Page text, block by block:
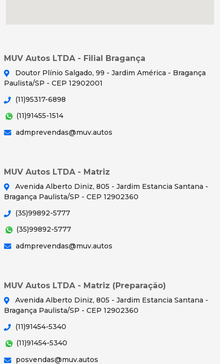
MUV Autos LTDA - Filial Bragança
Doutor Plínio Salgado, 99 - Jardim América - Bragança
Paulista/SP - CEP 12902001
(11)95317-6898
(11)91455-1514
admprevendas@muv.autos
MUV Autos LTDA - Matriz
Avenida Alberto Diniz, 805 - Jardim Estancia Santana -
Bragança Paulista/SP - CEP 12902360
(35)99892-5777
(35)99892-5777
admprevendas@muv.autos
MUV Autos LTDA - Matriz (Preparação)
Avenida Alberto Diniz, 805 - Jardim Estancia Santana -
Bragança Paulista/SP - CEP 12902360
(11)91454-5340
(11)91454-5340
posvendas@muv.autos